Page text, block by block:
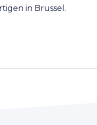
in Brussel.